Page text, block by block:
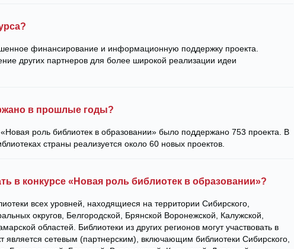
финансирование и информационную поддержку проекта.
других партнеров для более широкой реализации идеи
в прошлые годы?
роль библиотек в образовании» было поддержано 753 проекта. В
страны реализуется около 60 новых проектов.
в конкурсе «Новая роль библиотек в образовании»?
всех уровней, находящиеся на территории Сибирского,
округов, Белгородской, Брянской Воронежской, Калужской,
областей. Библиотеки из других регионов могут участвовать в
является сетевым (партнерским), включающим библиотеки Сибирского,